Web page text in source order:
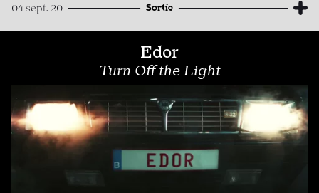
04 sept. 20 Sortie
Edor
Turn Off the Light